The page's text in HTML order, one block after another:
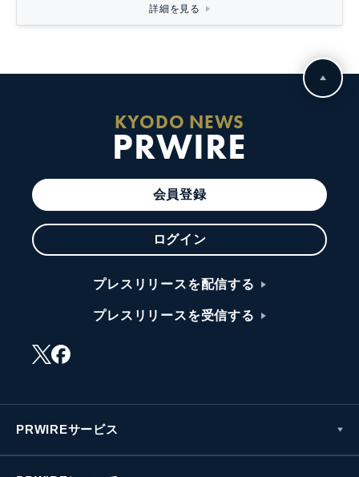
詳細を見る
KYODO NEWS
PRWIRE
会員登録
ログイン
プレスリリースを配信する
プレスリリースを受信する
PRWIREサービス